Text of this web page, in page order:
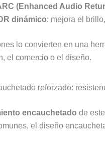
(Enhanced Audio
dinámico: mejora el
lo convierten en una
el comercio o el diseño.
reforzado:
encauchetado de
el diseño